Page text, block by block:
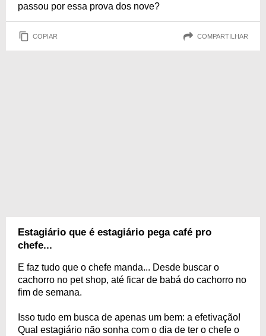
passou por essa prova dos nove?
COPIAR COMPARTILHAR
Estagiário que é estagiário pega café pro
chefe...
E faz tudo que o chefe manda... Desde buscar o
cachorro no pet shop, até ficar de babá do cachorro no
fim de semana.
Isso tudo em busca de apenas um bem: a efetivação!
Qual estagiário não sonha com o dia de ter o chefe o